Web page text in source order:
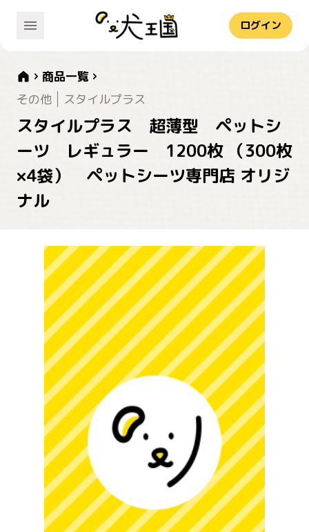
ログイン
商品一覧
その他
スタイルプラス
スタイルプラス 超薄型 ペットシ
ーツ レギュラー 1200枚 （300枚
×4袋） ペットシーツ専門店 オリジ
ナル